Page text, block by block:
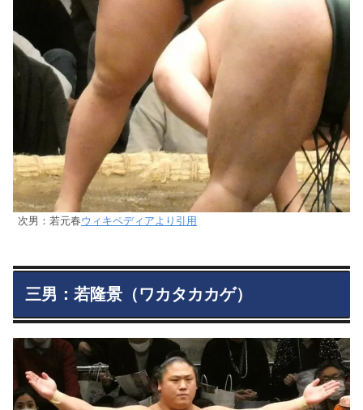
次男：若元春ウィキペディアより引用
三男：若隆景（ワカタカカゲ）